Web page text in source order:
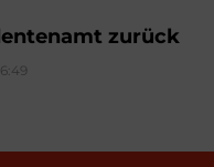
zurück